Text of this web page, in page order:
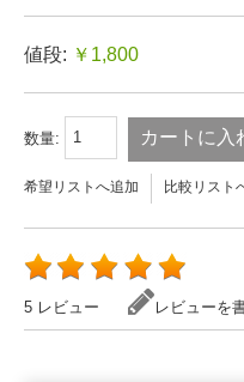
値段: ￥1,800
数量: カートに入
希望リストへ追加 比較リスト
5 レビュー レビューを